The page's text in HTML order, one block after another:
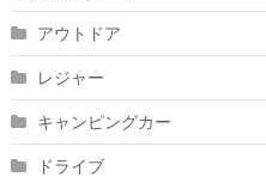
アウトドア
レジャー
キャンピングカー
ドライブ